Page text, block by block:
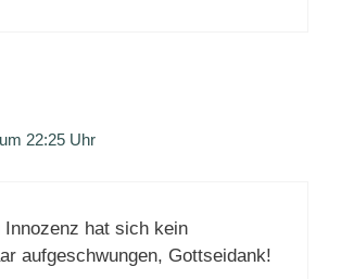
22:25 Uhr
Innozenz hat sich kein
aufgeschwungen, Gottseidank!